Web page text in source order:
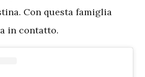
Con questa famiglia
in contatto.